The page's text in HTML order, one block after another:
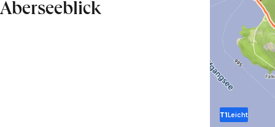
Aberseeblick
T1Leicht